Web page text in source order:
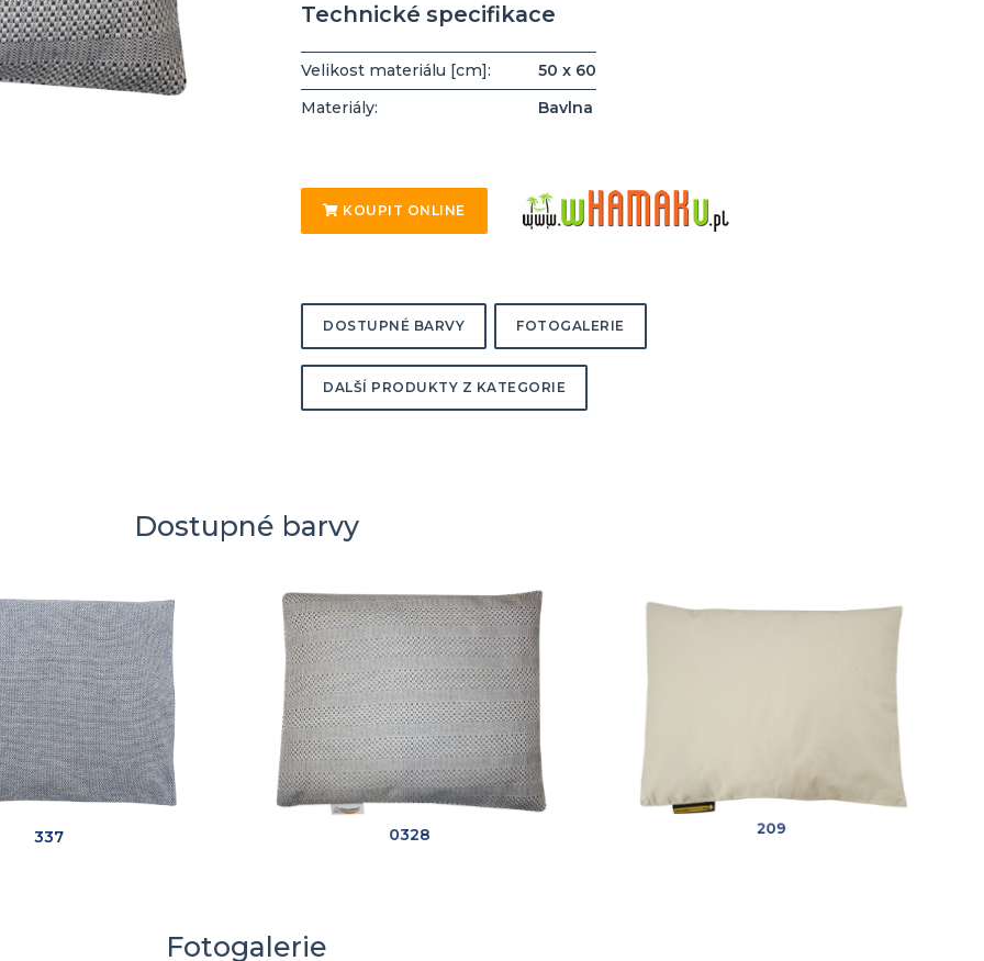
Technické specifikace
Velikost materiálu [cm]:
50 x 60
Materiály:
Bavlna
KOUPIT ONLINE
DOSTUPNÉ BARVY FOTOGALERIE
DALŠÍ PRODUKTY Z KATEGORIE
Dostupné barvy
337 0328 209
Fotogalerie